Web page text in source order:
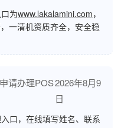
为www.lakalamini.com，
一清机资质齐全，安全稳
请办理POS2026年8月9
日
口，在线填写姓名、联系